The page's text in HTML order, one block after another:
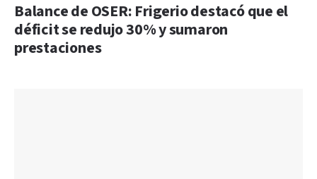
Balance de OSER: Frigerio destacó que el
déficit se redujo 30% y sumaron
prestaciones